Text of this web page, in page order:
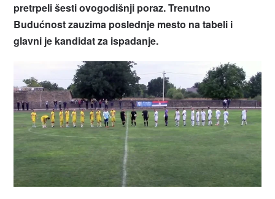
pretrpeli šesti ovogodišnji poraz. Trenutno
Budućnost zauzima poslednje mesto na tabeli i
glavni je kandidat za ispadanje.